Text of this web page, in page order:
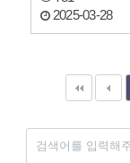
2025-03-28